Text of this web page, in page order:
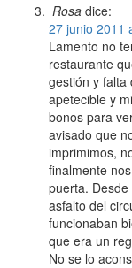
Rosa dice:
27 junio 2011
Lamento no
restaurante
gestión y falta
apetecible y
bonos para
avisado que
imprimimos,
finalmente
puerta.
asfalto del
funcionaban
que era un
No se lo